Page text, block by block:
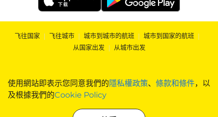
使用網站即表示您同意我們的隱私權政策、 條款和條件，以
及根據我們的Cookie Policy
飞往国家 | 飞往城市 | 城市到城市的航班 | 城市到国家的航班 |
从国家出发 | 从城市出发